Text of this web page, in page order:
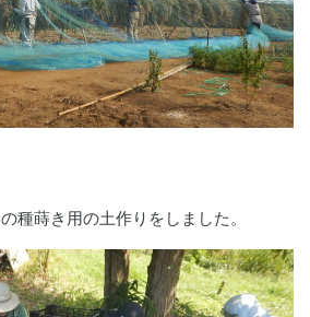
種蒔き用の土作りをしました。